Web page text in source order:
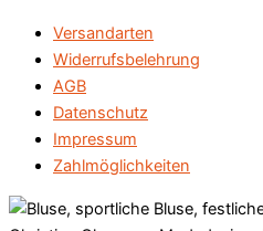
Versandarten
Widerrufsbelehrung
AGB
Datenschutz
Impressum
Zahlmöglichkeiten